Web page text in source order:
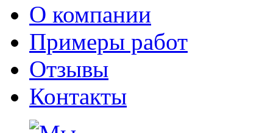
О компании
Примеры работ
Отзывы
Контакты